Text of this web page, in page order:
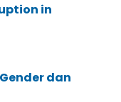
in
dan